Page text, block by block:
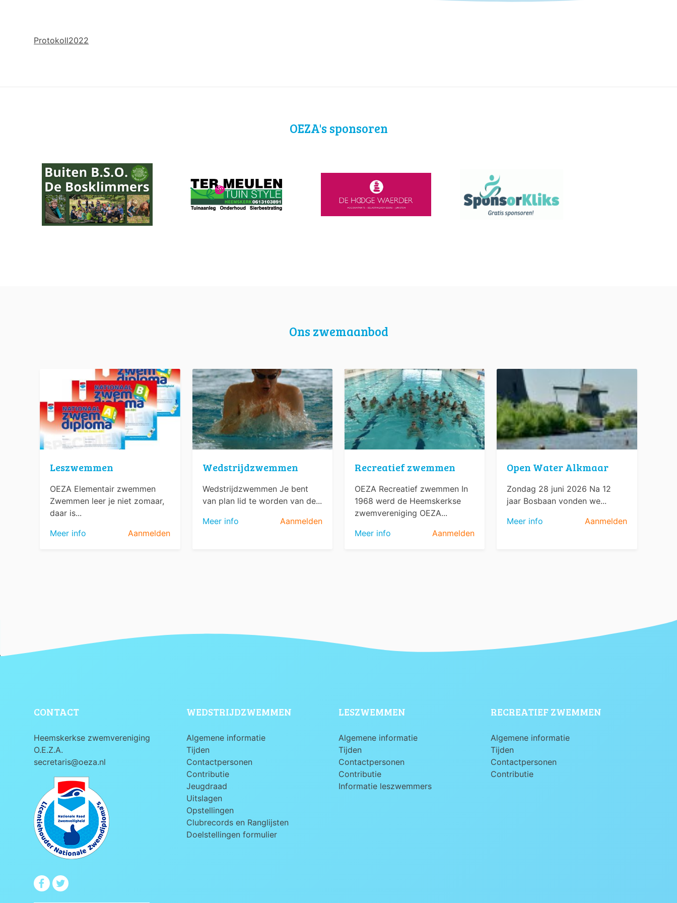
Protokoll2022
OEZA's sponsoren
Ons zwemaanbod
Leszwemmen
OEZA Elementair zwemmen
Zwemmen leer je niet zomaar,
daar is...
Meer info
Aanmelden
Wedstrijdzwemmen
Wedstrijdzwemmen Je bent
van plan lid te worden van de...
Meer info
Aanmelden
Recreatief zwemmen
OEZA Recreatief zwemmen In
1968 werd de Heemskerkse
zwemvereniging OEZA...
Meer info
Aanmelden
Open Water Alkmaar
Zondag 28 juni 2026 Na 12
jaar Bosbaan vonden we...
Meer info
Aanmelden
CONTACT
Heemskerkse zwemvereniging
O.E.Z.A.
secretaris@oeza.nl
WEDSTRIJDZWEMMEN
Algemene informatie
Tijden
Contactpersonen
Contributie
Jeugdraad
Uitslagen
Opstellingen
Clubrecords en Ranglijsten
Doelstellingen formulier
LESZWEMMEN
Algemene informatie
Tijden
Contactpersonen
Contributie
Informatie leszwemmers
RECREATIEF ZWEMMEN
Algemene informatie
Tijden
Contactpersonen
Contributie